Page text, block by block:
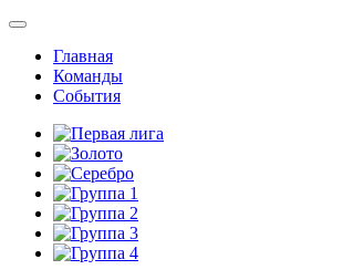
Главная
Команды
События